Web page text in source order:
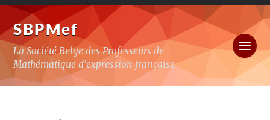
SBPMef
La Société Belge des Professeurs de
Mathématique d'expression française